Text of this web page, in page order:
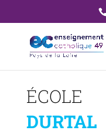
ÉCOLE
DURTAL